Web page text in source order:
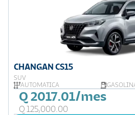
CHANGAN CS15
SUV
AUTOMATICA
Q 2017.01/mes
Q 125,000.00